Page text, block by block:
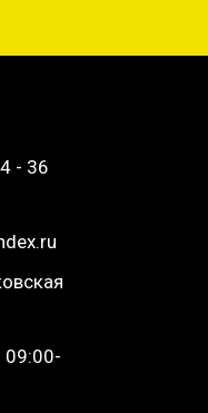
- 36
09:00-